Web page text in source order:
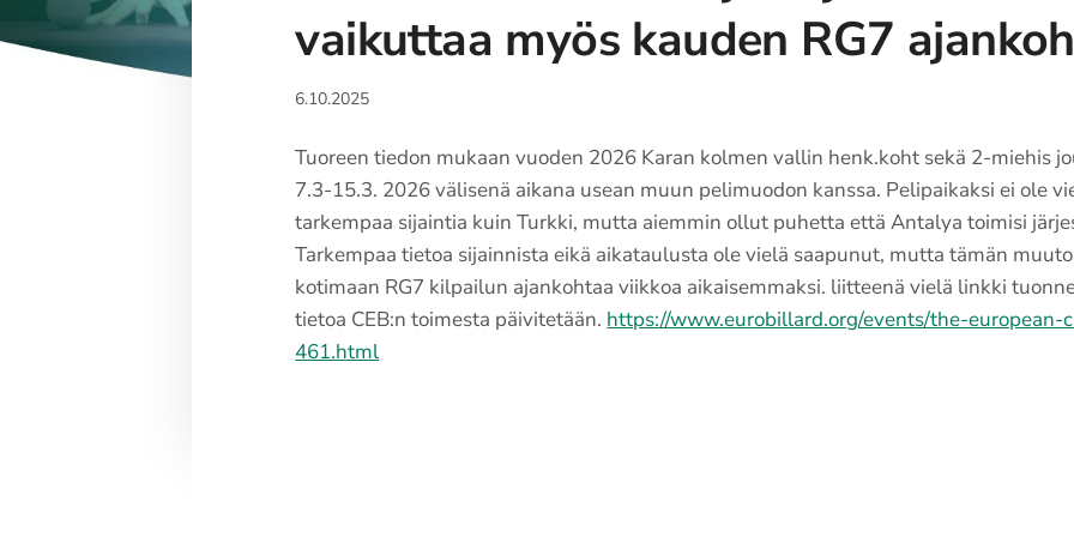
vaikuttaa myös kauden RG7
6.10.2025
Tuoreen tiedon mukaan vuoden 2026 Karan kolmen vallin henk.koht sekä 2-miehis
7.3-15.3. 2026 välisenä aikana usean muun pelimuodon kanssa. Pelipaikaksi ei ole
tarkempaa sijaintia kuin Turkki, mutta aiemmin ollut puhetta että Antalya toimisi
Tarkempaa tietoa sijainnista eikä aikataulusta ole vielä saapunut, mutta tämän
kotimaan RG7 kilpailun ajankohtaa viikkoa aikaisemmaksi. liitteenä vielä linkki
tietoa CEB:n toimesta päivitetään. https://www.eurobillard.org/events/the-
461.html